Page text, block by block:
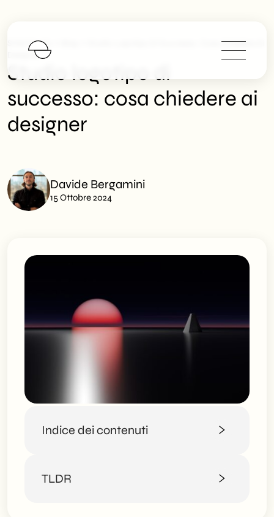
SHM Studio
Studio Logotipo Di Successo: Cosa Chiedere Ai
Designer
Studio logotipo di
successo: cosa chiedere ai
designer
Davide Bergamini
15 Ottobre 2024
Indice dei contenuti
Studio del logotipo: come parte il processo
TLDR